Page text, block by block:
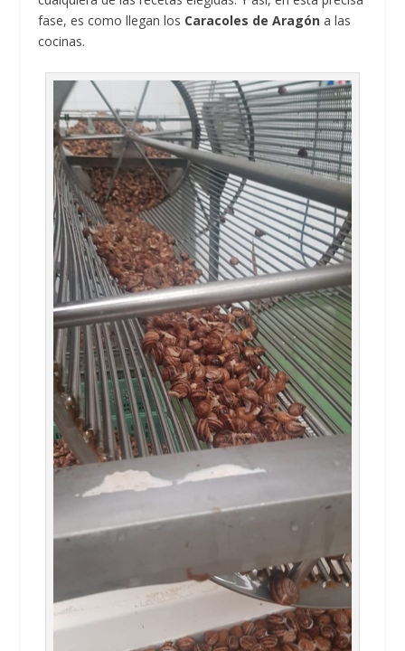
fase, es como llegan los Caracoles de Aragón a las
cocinas.